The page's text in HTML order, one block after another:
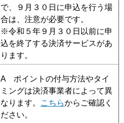
で、９月３０日に申込を行う場
合は、注意が必要です。
※令和５年９月３０日以前に申
込を終了する決済サービスがあ
ります。
A ポイントの付与方法やタイ
ミングは決済事業者によって異
なります。
こちらからご確認く
ださい。